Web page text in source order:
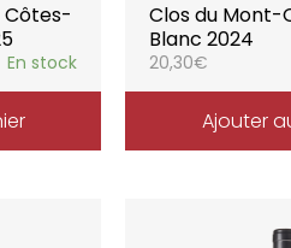
Côtes-
En stock
Clos du Mont-
Blanc 2024
20,30€
Ajouter